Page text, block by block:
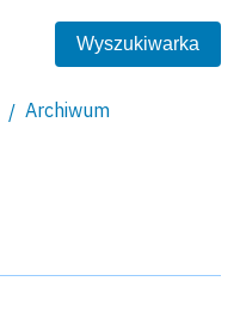
Wyszukiwarka
Archiwum